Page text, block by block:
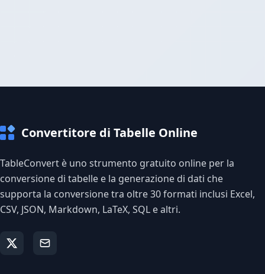
Convertitore di Tabelle Online
TableConvert è uno strumento gratuito online per la
conversione di tabelle e la generazione di dati che
supporta la conversione tra oltre 30 formati inclusi Excel,
CSV, JSON, Markdown, LaTeX, SQL e altri.